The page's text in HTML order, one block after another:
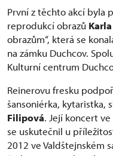
První z těchto akcí byla
reprodukcí obrazů
obrazům“, která se
na zámku Duchcov.
Kulturní centrum
Reinerovu fresku
šansoniérka, kytaristka,
Filipová. Její koncert
se uskutečnil u
2012 ve Valdštejnském